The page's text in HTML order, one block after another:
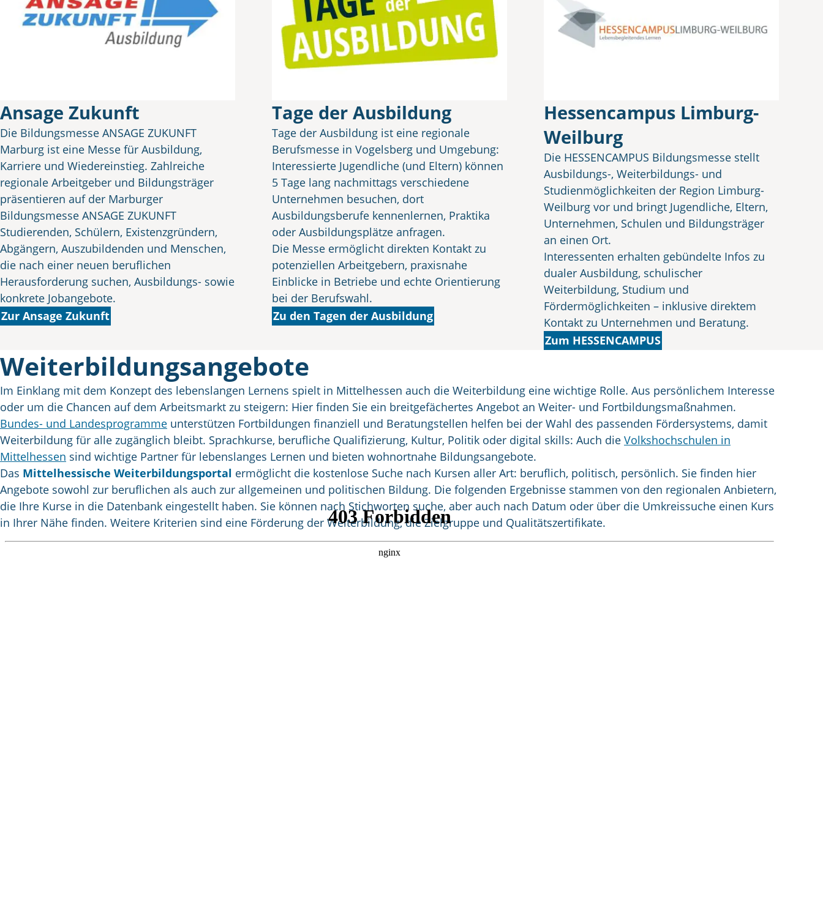
Ansage Zukunft
Die Bildungsmesse ANSAGE ZUKUNFT
Marburg ist eine Messe für Ausbildung,
Karriere und Wiedereinstieg. Zahlreiche
regionale Arbeitgeber und Bildungsträger
präsentieren auf der Marburger
Bildungsmesse ANSAGE ZUKUNFT
Studierenden, Schülern, Existenzgründern,
Abgängern, Auszubildenden und Menschen,
die nach einer neuen beruflichen
Herausforderung suchen, Ausbildungs- sowie
konkrete Jobangebote.
Zur Ansage Zukunft
Tage der Ausbildung
Tage der Ausbildung ist eine regionale
Berufsmesse in Vogelsberg und Umgebung:
Interessierte Jugendliche (und Eltern) können
5 Tage lang nachmittags verschiedene
Unternehmen besuchen, dort
Ausbildungsberufe kennenlernen, Praktika
oder Ausbildungsplätze anfragen.
Die Messe ermöglicht direkten Kontakt zu
potenziellen Arbeitgebern, praxisnahe
Einblicke in Betriebe und echte Orientierung
bei der Berufswahl.
Zu den Tagen der Ausbildung
Hessencampus Limburg-
Weilburg
Die HESSENCAMPUS Bildungsmesse stellt
Ausbildungs-, Weiterbildungs- und
Studienmöglichkeiten der Region Limburg-
Weilburg vor und bringt Jugendliche, Eltern,
Unternehmen, Schulen und Bildungsträger
an einen Ort.
Interessenten erhalten gebündelte Infos zu
dualer Ausbildung, schulischer
Weiterbildung, Studium und
Fördermöglichkeiten – inklusive direktem
Kontakt zu Unternehmen und Beratung.
Zum HESSENCAMPUS
Weiterbildungsangebote
Im Einklang mit dem Konzept des lebenslangen Lernens spielt in Mittelhessen auch die Weiterbildung eine wichtige Rolle. Aus persönlichem Interesse
oder um die Chancen auf dem Arbeitsmarkt zu steigern: Hier finden Sie ein breitgefächertes Angebot an Weiter- und Fortbildungsmaßnahmen.
Bundes- und Landesprogramme unterstützen Fortbildungen finanziell und Beratungstellen helfen bei der Wahl des passenden Fördersystems, damit
Weiterbildung für alle zugänglich bleibt. Sprachkurse, berufliche Qualifizierung, Kultur, Politik oder digital skills: Auch die Volkshochschulen in
Mittelhessen sind wichtige Partner für lebenslanges Lernen und bieten wohnortnahe Bildungsangebote.
Das Mittelhessische Weiterbildungsportal ermöglicht die kostenlose Suche nach Kursen aller Art: beruflich, politisch, persönlich. Sie finden hier
Angebote sowohl zur beruflichen als auch zur allgemeinen und politischen Bildung. Die folgenden Ergebnisse stammen von den regionalen Anbietern,
die Ihre Kurse in die Datenbank eingestellt haben. Sie können nach Stichworten suche, aber auch nach Datum oder über die Umkreissuche einen Kurs
in Ihrer Nähe finden. Weitere Kriterien sind eine Förderung der Weiterbildung, die Zielgruppe und Qualitätszertifikate.